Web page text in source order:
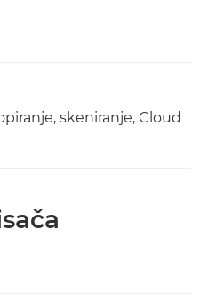
skeniranje, Cloud